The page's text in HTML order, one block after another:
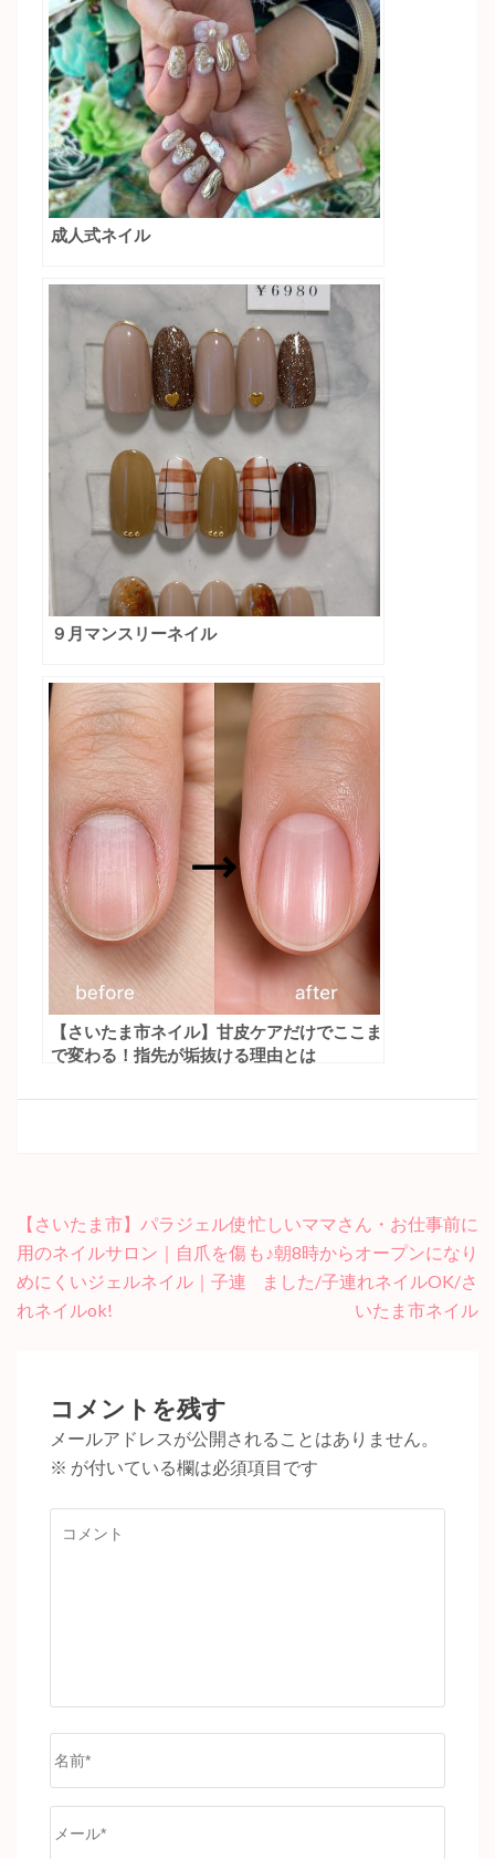
成人式ネイル
９月マンスリーネイル
【さいたま市ネイル】甘皮ケアだけでここま
で変わる！指先が垢抜ける理由とは
投
稿
ナ
ビ
【さいたま市】パラジェル使
用のネイルサロン｜自爪を傷
めにくいジェルネイル｜子連
れネイルok!
忙しいママさん・お仕事前に
も♪朝8時からオープンになり
ました/子連れネイルOK/さ
いたま市ネイル
コメントを残す
メールアドレスが公開されることはありません。
※ が付いている欄は必須項目です
前
*
ー